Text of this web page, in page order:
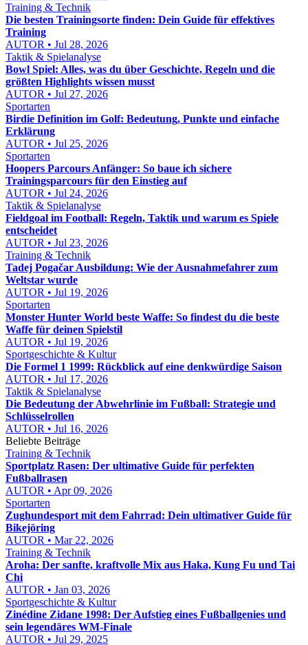
Training & Technik
Die besten Trainingsorte finden: Dein Guide für effektives
Training
AUTOR • Jul 28, 2026
Taktik & Spielanalyse
Bowl Spiel: Alles, was du über Geschichte, Regeln und die
größten Highlights wissen musst
AUTOR • Jul 27, 2026
Sportarten
Birdie Definition im Golf: Bedeutung, Punkte und einfache
Erklärung
AUTOR • Jul 25, 2026
Sportarten
Hoopers Parcours Anfänger: So baue ich sichere
Trainingsparcours für den Einstieg auf
AUTOR • Jul 24, 2026
Taktik & Spielanalyse
Fieldgoal im Football: Regeln, Taktik und warum es Spiele
entscheidet
AUTOR • Jul 23, 2026
Training & Technik
Tadej Pogačar Ausbildung: Wie der Ausnahmefahrer zum
Weltstar wurde
AUTOR • Jul 19, 2026
Sportarten
Monster Hunter World beste Waffe: So findest du die beste
Waffe für deinen Spielstil
AUTOR • Jul 19, 2026
Sportgeschichte & Kultur
Die Formel 1 1999: Rückblick auf eine denkwürdige Saison
AUTOR • Jul 17, 2026
Taktik & Spielanalyse
Die Bedeutung der Abwehrlinie im Fußball: Strategie und
Schlüsselrollen
AUTOR • Jul 16, 2026
Beliebte Beiträge
Training & Technik
Sportplatz Rasen: Der ultimative Guide für perfekten
Fußballrasen
AUTOR • Apr 09, 2026
Sportarten
Zughundesport mit dem Fahrrad: Dein ultimativer Guide für
Bikejöring
AUTOR • Mar 22, 2026
Training & Technik
Aroha: Der sanfte, kraftvolle Mix aus Haka, Kung Fu und Tai
Chi
AUTOR • Jan 03, 2026
Sportgeschichte & Kultur
Zinédine Zidane 1998: Der Aufstieg eines Fußballgenies und
sein legendäres WM-Finale
AUTOR • Jul 29, 2025